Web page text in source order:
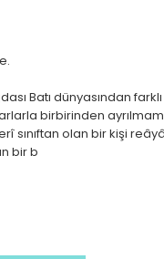
Batı dünyasından
birbirinden
sınıftan olan bir kişi
bir b